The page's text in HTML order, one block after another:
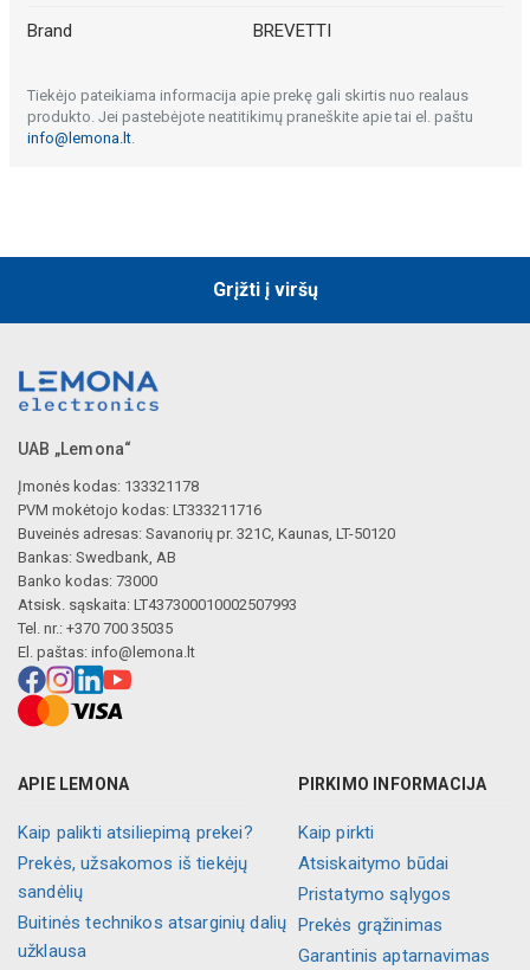
Brand BREVETTI
Tiekėjo pateikiama informacija apie prekę gali skirtis nuo realaus
produkto. Jei pastebėjote neatitikimų praneškite apie tai el. paštu
info@lemona.lt.
Grįžti į viršų
UAB „Lemona“
Įmonės kodas: 133321178
PVM mokėtojo kodas: LT333211716
Buveinės adresas: Savanorių pr. 321C, Kaunas, LT-50120
Bankas: Swedbank, AB
Banko kodas: 73000
Atsisk. sąskaita: LT437300010002507993
Tel. nr.: +370 700 35035
El. paštas: info@lemona.lt
APIE LEMONA
Kaip palikti atsiliepimą prekei?
Prekės, užsakomos iš tiekėjų
sandėlių
Buitinės technikos atsarginių dalių
užklausa
PIRKIMO INFORMACIJA
Kaip pirkti
Atsiskaitymo būdai
Pristatymo sąlygos
Prekės grąžinimas
Garantinis aptarnavimas